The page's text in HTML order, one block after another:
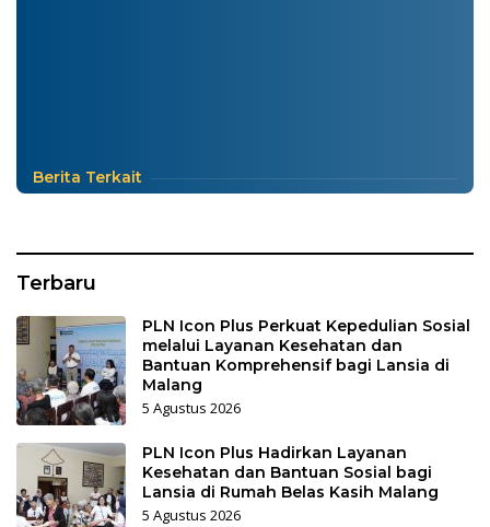
Berita Terkait
Terbaru
PLN Icon Plus Perkuat Kepedulian Sosial
melalui Layanan Kesehatan dan
Bantuan Komprehensif bagi Lansia di
Malang
5 Agustus 2026
PLN Icon Plus Hadirkan Layanan
Kesehatan dan Bantuan Sosial bagi
Lansia di Rumah Belas Kasih Malang
5 Agustus 2026